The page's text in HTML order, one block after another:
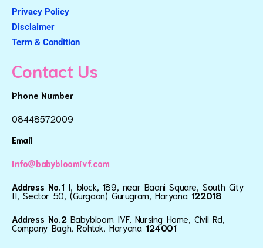
Privacy Policy
Disclaimer
Term & Condition
Contact Us
Phone Number
08448572009
Email
info@babybloomivf.com
Address No.1 I, block, 189, near Baani Square, South City
II, Sector 50, (Gurgaon) Gurugram, Haryana 122018
Address No.2 Babybloom IVF, Nursing Home, Civil Rd,
Company Bagh, Rohtak, Haryana124001